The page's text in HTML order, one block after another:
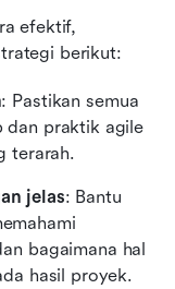
efektif,
berikut:
: Pastikan semua
dan praktik agile
terarah.
jelas: Bantu
bagaimana hal
hasil proyek.